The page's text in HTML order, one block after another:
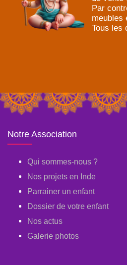
Par
meubles
Tous les
Notre Association
Qui sommes-nous ?
Nos projets en Inde
Parrainer un enfant
Dossier de votre enfant
Nos actus
Galerie photos